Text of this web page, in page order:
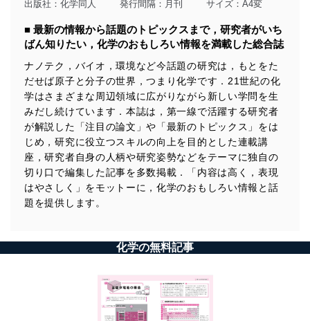
出版社： 化学同人 発行間隔：月刊 サイズ：A4変
■ 最新の情報から話題のトピックスまで，研究者がいち
ばん知りたい，化学のおもしろい情報を満載した総合誌
ナノテク，バイオ，環境など今話題の研究は，もとをた
だせば原子と分子の世界，つまり化学です．21世紀の化
学はさまざまな周辺領域に広がりながら新しい学問を生
みだし続けています．本誌は，第一線で活躍する研究者
が解説した「注目の論文」や「最新のトピックス」をは
じめ，研究に役立つスキルの向上を目的とした連載講
座，研究者自身の人柄や研究姿勢などをテーマに独自の
切り口で編集した記事を多数掲載．「内容は高く，表現
はやさしく」をモットーに，化学のおもしろい情報と話
題を提供します。
化学の無料記事